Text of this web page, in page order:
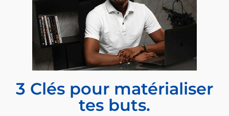
3 Clés pour matérialiser
tes buts.